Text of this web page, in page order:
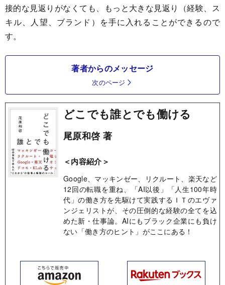
接的な見返りがなくても、もっと大きな見返り（経験、ス
キル、人望、ブランド）を手に入れることができるので
す。
著者からのメッセージ
次のページ
どこでも誰とでも働ける
尾原和啓 著
＜内容紹介＞
Google、マッキンゼー、リクルート、楽天など
12回の転職を重ね、「AI以後」「人生100年時
代」の働き方を先駆けて実践するＩＴのエヴァ
ンジェリストが、その圧倒的な経験の全てを込
めた新・仕事論。AIにもブラック企業にも負け
ない「働き方のヒント」がここにある！